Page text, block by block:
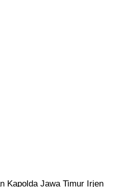
Kapolda Jawa Timur Irjen